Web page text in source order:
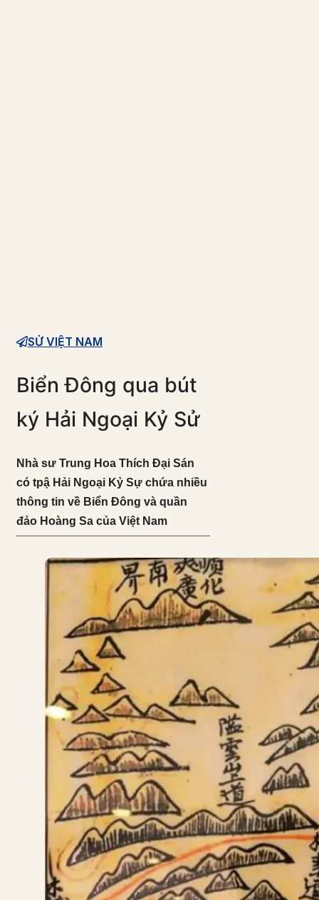
SỬ VIỆT NAM
Biển Đông qua bút
ký Hải Ngoại Kỷ Sử
Nhà sư Trung Hoa Thích Đại Sán
có tpậ Hải Ngoại Kỷ Sự chứa nhiều
thông tin về Biển Đông và quần
đảo Hoàng Sa của Việt Nam